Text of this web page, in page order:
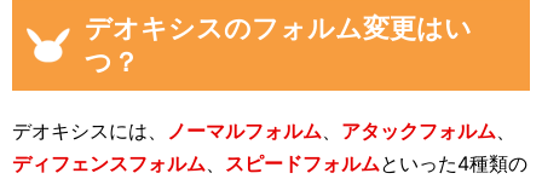
デオキシスのフォルム変更はい
つ？
デオキシスには、 ノーマルフォルム、 アタックフォルム、
ディフェンスフォルム、 スピードフォルムといった4種類の